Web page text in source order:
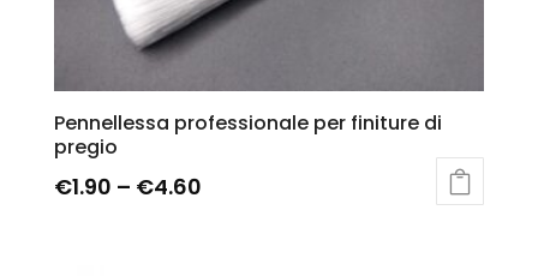
Pennellessa professionale per finiture di
pregio
€1.90 – €4.60